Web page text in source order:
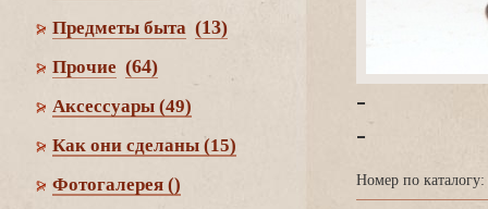
Предметы быта (13)
Прочие (64)
Аксессуары (49)
Как они сделаны (15)
Фотогалерея ()
-
-
Номер по каталогу: